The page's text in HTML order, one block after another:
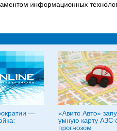
информационных
—
«Авито Авто»
умную карту АЗС
прогнозом